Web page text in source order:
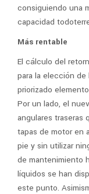
consiguiendo una
capacidad
Más rentable
El cálculo del
para la elección
priorizado
Por un lado, el
angulares traseras
tapas de motor en
pie y sin utilizar
de mantenimiento
líquidos se han
este punto.